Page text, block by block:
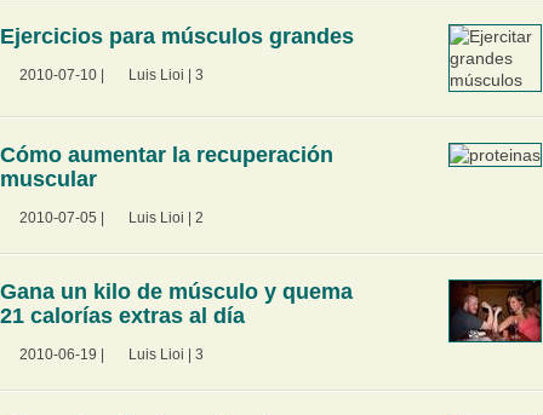
Ejercicios para músculos grandes
2010-07-10 Luis Lioi 3
Cómo aumentar la recuperación
muscular
2010-07-05 Luis Lioi 2
Gana un kilo de músculo y quema
21 calorías extras al día
2010-06-19 Luis Lioi 3